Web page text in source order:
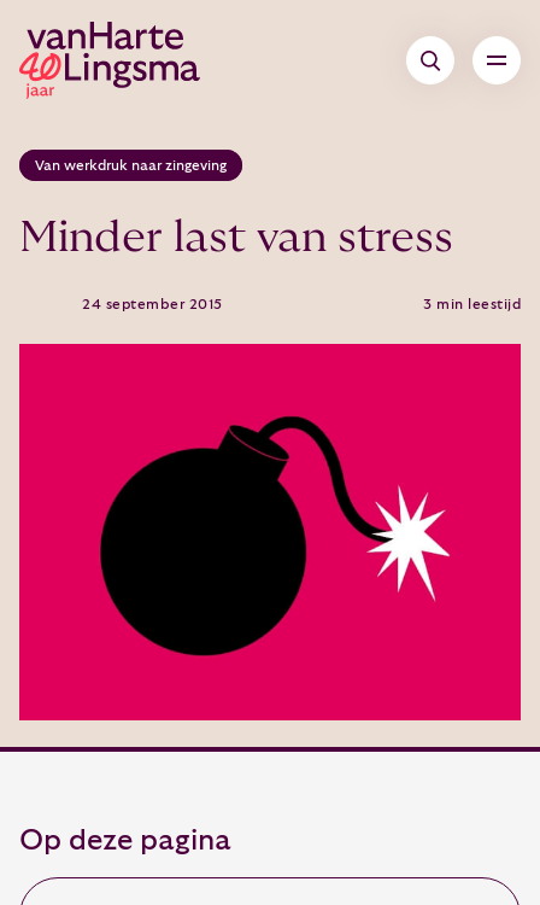
Van werkdruk naar zingeving
Minder last van stress
24 september 2015 3 min leestijd
Op deze pagina